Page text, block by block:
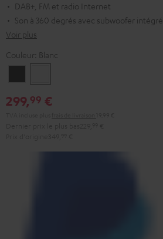
DAB+, FM et radio Internet
Son à 360 degrés avec subwoofer intégré
Voir plus
Couleur: Blanc
299,99 €